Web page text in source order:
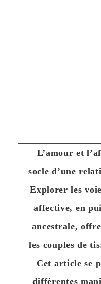
L’amour et
socle d’une
Explorer les
affective, en
ancestrale,
les couples de
Cet article se
différentes